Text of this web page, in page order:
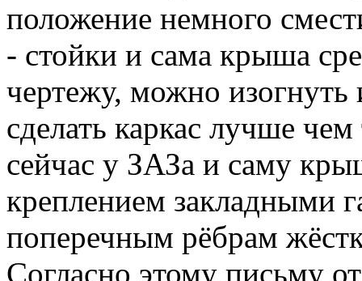
положение немного
- стойки и сама крыша
чертежу, можно
сделать каркас лучше
сейчас у ЗАЗа и саму
креплением закладными
поперечным рёбрам
Согласно этому письму